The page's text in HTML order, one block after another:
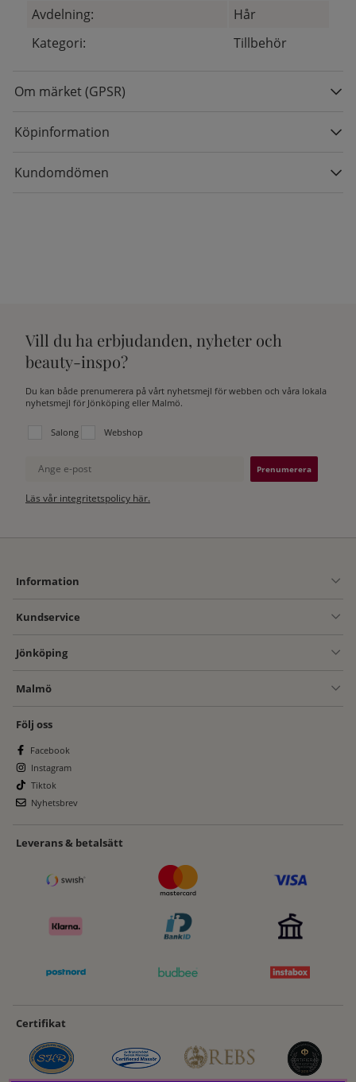
Avdelning:
Hår
Kategori:
Tillbehör
Om märket (GPSR)
Köpinformation
Kundomdömen
Vill du ha erbjudanden, nyheter och
beauty-inspo?
Du kan både prenumerera på vårt nyhetsmejl för webben och våra lokala
nyhetsmejl för Jönköping eller Malmö.
Välj vilken lista du vill prenumerera på:
Salong Webshop
Ange e-post
Läs vår integritetspolicy här.
Information
Kundservice
Jönköping
Malmö
Följ oss
Facebook
Instagram
Tiktok
Nyhetsbrev
Leverans & betalsätt
Certifikat